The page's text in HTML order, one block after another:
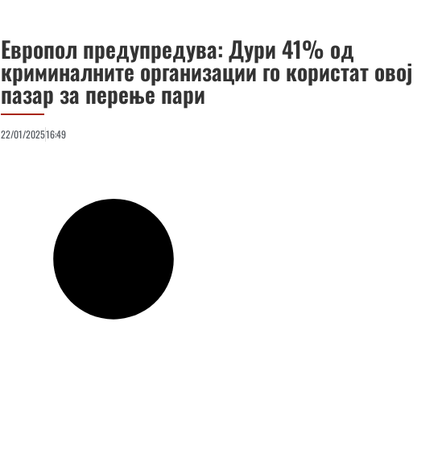
Европол предупредува: Дури 41% од
криминалните организации го користат овој
пазар за перење пари
22/01/202516:49